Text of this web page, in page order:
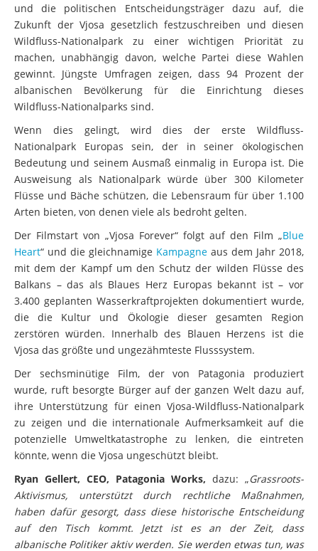
und die politischen Entscheidungsträger dazu auf, die
Zukunft der Vjosa gesetzlich festzuschreiben und diesen
Wildfluss-Nationalpark zu einer wichtigen Priorität zu
machen, unabhängig davon, welche Partei diese Wahlen
gewinnt. Jüngste Umfragen zeigen, dass 94 Prozent der
albanischen Bevölkerung für die Einrichtung dieses
Wildfluss-Nationalparks sind.
Wenn dies gelingt, wird dies der erste Wildfluss-
Nationalpark Europas sein, der in seiner ökologischen
Bedeutung und seinem Ausmaß einmalig in Europa ist. Die
Ausweisung als Nationalpark würde über 300 Kilometer
Flüsse und Bäche schützen, die Lebensraum für über 1.100
Arten bieten, von denen viele als bedroht gelten.
Der Filmstart von „Vjosa Forever“ folgt auf den Film „Blue
Heart“ und die gleichnamige Kampagne aus dem Jahr 2018,
mit dem der Kampf um den Schutz der wilden Flüsse des
Balkans – das als Blaues Herz Europas bekannt ist – vor
3.400 geplanten Wasserkraftprojekten dokumentiert wurde,
die die Kultur und Ökologie dieser gesamten Region
zerstören würden. Innerhalb des Blauen Herzens ist die
Vjosa das größte und ungezähmteste Flusssystem.
Der sechsminütige Film, der von Patagonia produziert
wurde, ruft besorgte Bürger auf der ganzen Welt dazu auf,
ihre Unterstützung für einen Vjosa-Wildfluss-Nationalpark
zu zeigen und die internationale Aufmerksamkeit auf die
potenzielle Umweltkatastrophe zu lenken, die eintreten
könnte, wenn die Vjosa ungeschützt bleibt.
Ryan Gellert, CEO, Patagonia Works, dazu: „Grassroots-
Aktivismus, unterstützt durch rechtliche Maßnahmen,
haben dafür gesorgt, dass diese historische Entscheidung
auf den Tisch kommt. Jetzt ist es an der Zeit, dass
albanische Politiker aktiv werden. Sie werden etwas tun, was